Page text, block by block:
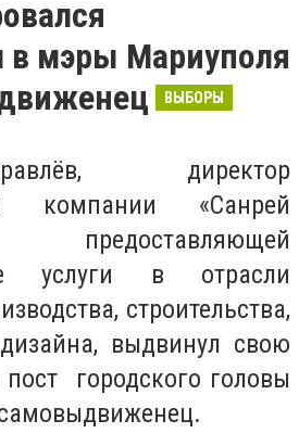
в мэры Мариуполя
ВЫБОРЫ
директор
компании «Санрей
услуги в отрасли
строительства,
выдвинул свою
городского головы